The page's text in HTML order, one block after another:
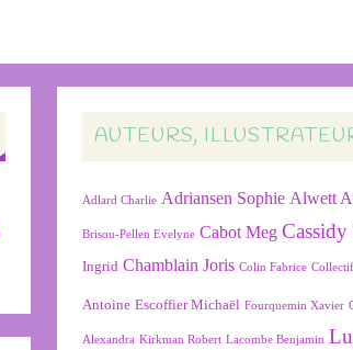
AUTEURS,
Adlard Charlie Adriansen Sophie Alwett
Brisou-Pellen Evelyne Cabot Meg
Ingrid Chamblain Joris Colin Fabrice Collectif
Antoine Escoffier Michaël Fourquemin Xavier
Alexandra Kirkman Robert Lacombe Benjamin